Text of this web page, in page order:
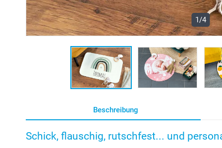
1/4
Beschreibung
Schick, flauschig, rutschfest... und